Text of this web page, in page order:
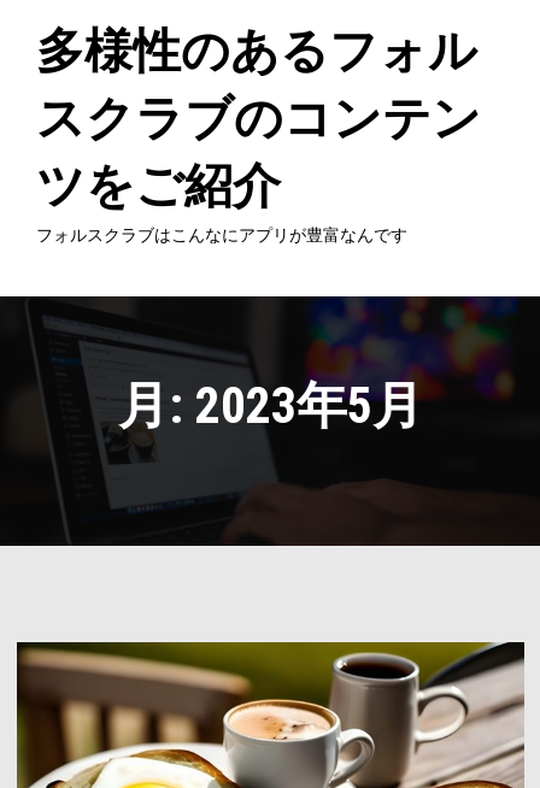
content多様性のあるフォル
スクラブのコンテン
ツをご紹介
フォルスクラブはこんなにアプリが豊富なんです
月: 2023年5月